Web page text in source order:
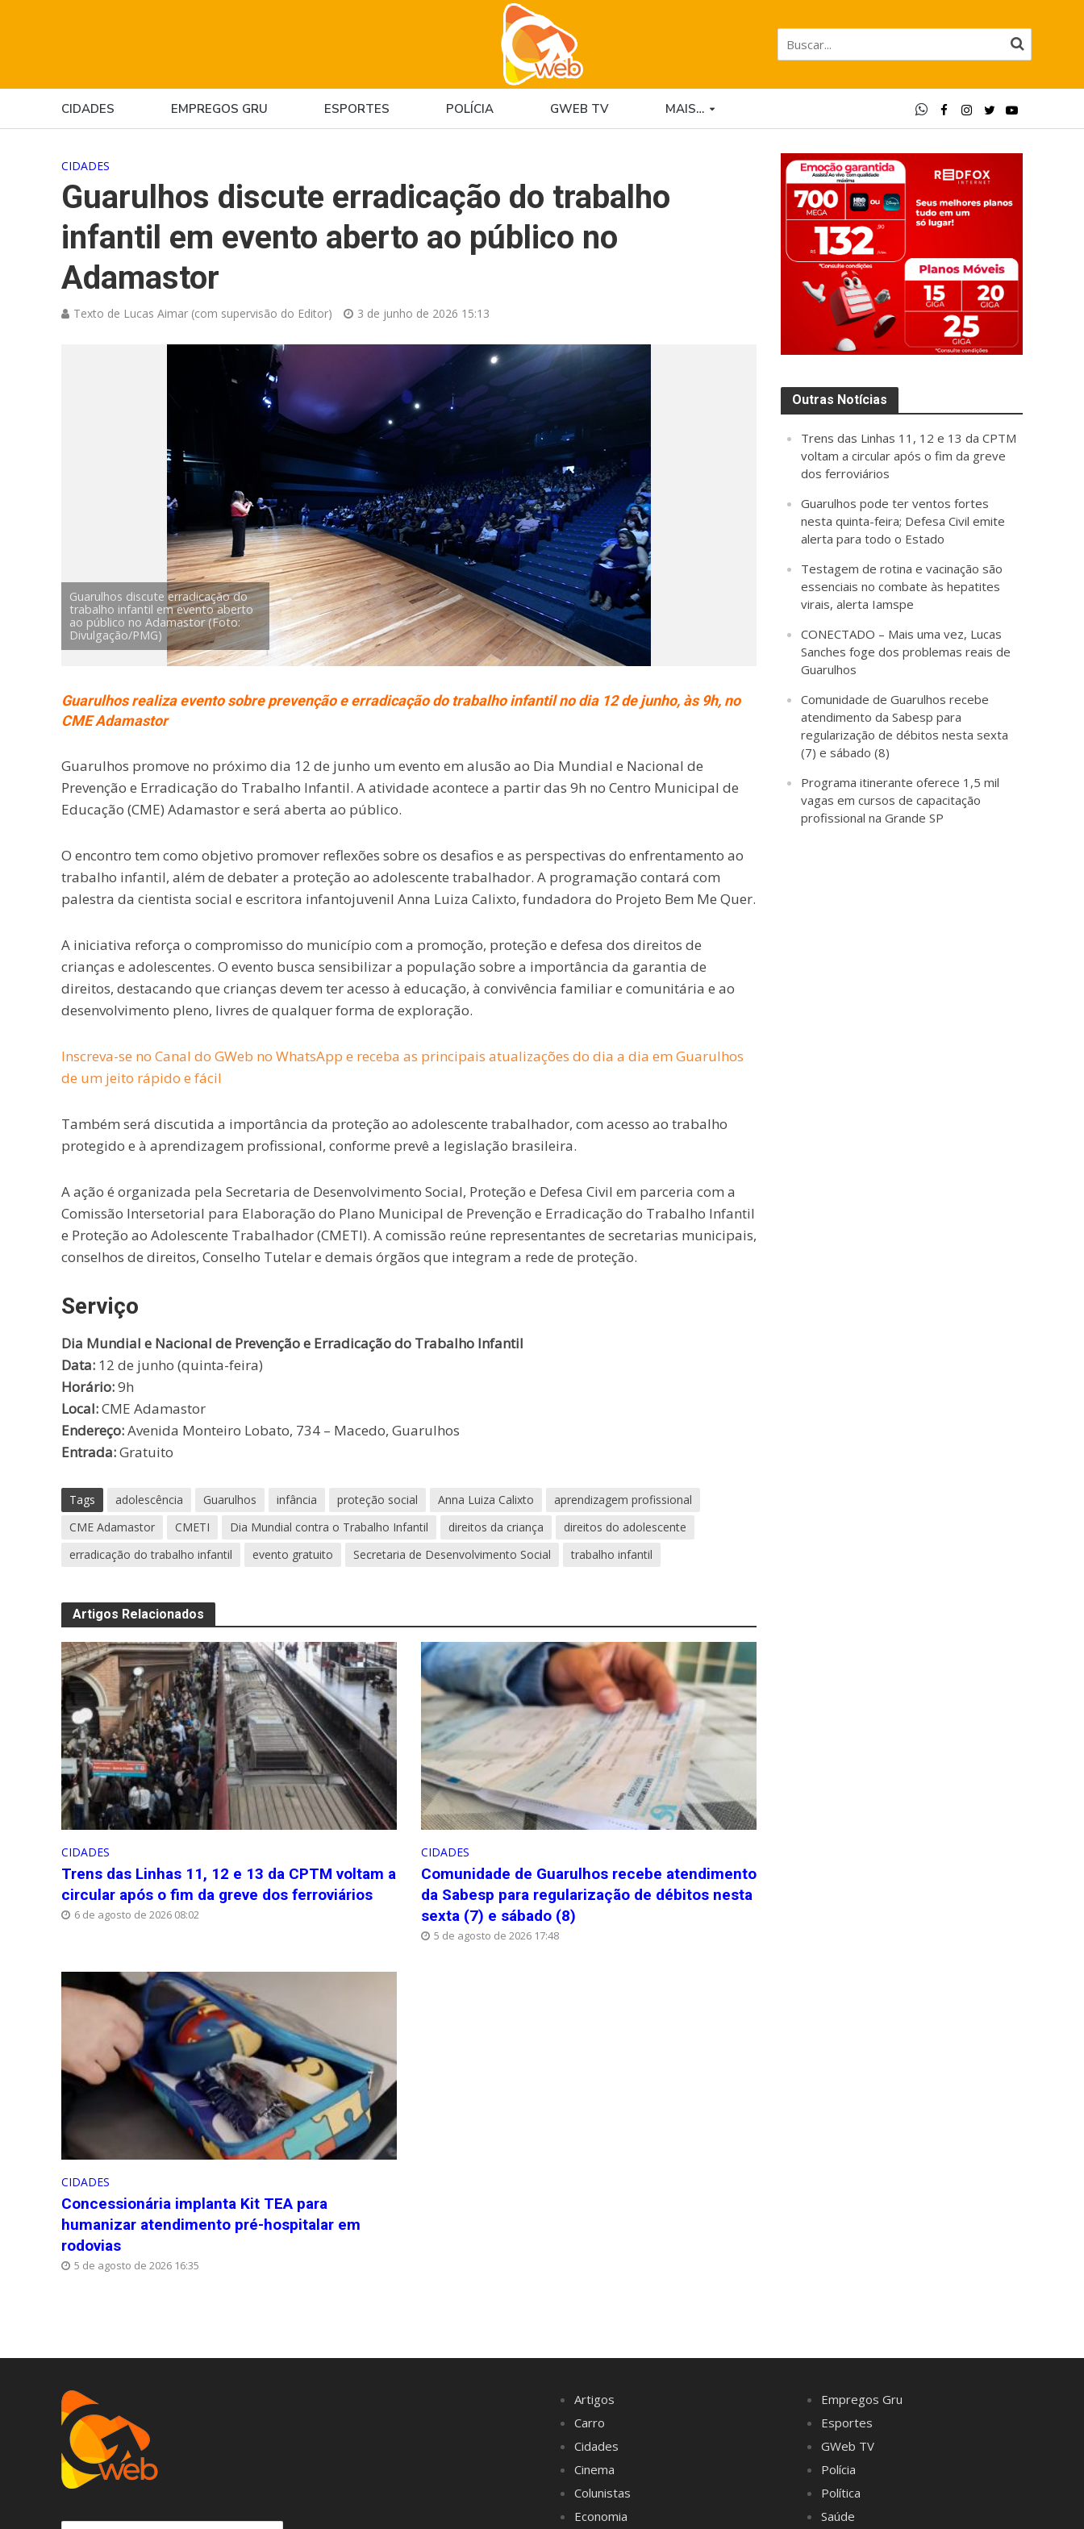
CIDADES EMPREGOS GRU ESPORTES POLÍCIA GWEB TV MAIS…
CIDADES
Guarulhos discute erradicação do trabalho
infantil em evento aberto ao público no
Adamastor
Texto de Lucas Aimar (com supervisão do Editor) 3 de junho de 2026 15:13
Guarulhos discute erradicação do
trabalho infantil em evento aberto
ao público no Adamastor (Foto:
Divulgação/PMG)
Guarulhos realiza evento sobre prevenção e erradicação do trabalho infantil no dia 12 de junho, às 9h, no
CME Adamastor
Guarulhos promove no próximo dia 12 de junho um evento em alusão ao Dia Mundial e Nacional de
Prevenção e Erradicação do Trabalho Infantil. A atividade acontece a partir das 9h no Centro Municipal de
Educação (CME) Adamastor e será aberta ao público.
O encontro tem como objetivo promover reflexões sobre os desafios e as perspectivas do enfrentamento ao
trabalho infantil, além de debater a proteção ao adolescente trabalhador. A programação contará com
palestra da cientista social e escritora infantojuvenil Anna Luiza Calixto, fundadora do Projeto Bem Me Quer.
A iniciativa reforça o compromisso do município com a promoção, proteção e defesa dos direitos de
crianças e adolescentes. O evento busca sensibilizar a população sobre a importância da garantia de
direitos, destacando que crianças devem ter acesso à educação, à convivência familiar e comunitária e ao
desenvolvimento pleno, livres de qualquer forma de exploração.
Inscreva-se no Canal do GWeb no WhatsApp e receba as principais atualizações do dia a dia em Guarulhos
de um jeito rápido e fácil
Também será discutida a importância da proteção ao adolescente trabalhador, com acesso ao trabalho
protegido e à aprendizagem profissional, conforme prevê a legislação brasileira.
A ação é organizada pela Secretaria de Desenvolvimento Social, Proteção e Defesa Civil em parceria com a
Comissão Intersetorial para Elaboração do Plano Municipal de Prevenção e Erradicação do Trabalho Infantil
e Proteção ao Adolescente Trabalhador (CMETI). A comissão reúne representantes de secretarias municipais,
conselhos de direitos, Conselho Tutelar e demais órgãos que integram a rede de proteção.
Serviço
Dia Mundial e Nacional de Prevenção e Erradicação do Trabalho Infantil
Data:12 de junho (quinta-feira)
Horário:9h
Local:CME Adamastor
Endereço:Avenida Monteiro Lobato, 734 – Macedo, Guarulhos
Entrada:Gratuito
Tags adolescência Guarulhos infância proteção social Anna Luiza Calixto
aprendizagem profissional
CME Adamastor
CMETI Dia Mundial contra o Trabalho Infantil direitos da criança
direitos do adolescente
erradicação do trabalho infantil
evento gratuito Secretaria de Desenvolvimento Social trabalho infantil
Artigos Relacionados
CIDADES
Trens das Linhas 11, 12 e 13 da CPTM voltam a
circular após o fim da greve dos ferroviários
6 de agosto de 2026 08:02
CIDADES
Comunidade de Guarulhos recebe atendimento
da Sabesp para regularização de débitos nesta
sexta (7) e sábado (8)
5 de agosto de 2026 17:48
CIDADES
Concessionária implanta Kit TEA para
humanizar atendimento pré-hospitalar em
rodovias
5 de agosto de 2026 16:35
Outras Notícias
Trens das Linhas 11, 12 e 13 da CPTM
voltam a circular após o fim da greve
dos ferroviários
Guarulhos pode ter ventos fortes
nesta quinta-feira; Defesa Civil emite
alerta para todo o Estado
Testagem de rotina e vacinação são
essenciais no combate às hepatites
virais, alerta Iamspe
CONECTADO – Mais uma vez, Lucas
Sanches foge dos problemas reais de
Guarulhos
Comunidade de Guarulhos recebe
atendimento da Sabesp para
regularização de débitos nesta sexta
(7) e sábado (8)
Programa itinerante oferece 1,5 mil
vagas em cursos de capacitação
profissional na Grande SP
Artigos
Carro
Cidades
Cinema
Colunistas
Economia
Empregos Gru
Esportes
GWeb TV
Polícia
Política
Saúde